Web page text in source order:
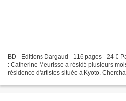
BD - Editions Dargaud - 116 pages - 24 €
: Catherine Meurisse a résidé plusieurs
résidence d'artistes située à Kyoto.